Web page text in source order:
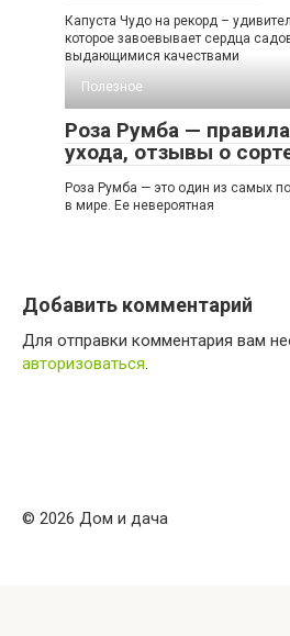
Капуста Чудо на рекорд –
которое завоевывает сердца
выдающимися качествами
Полезное
Роза Румба —
ухода, отзывы о
Роза Румба — это один из самых
в мире. Ее невероятная
Добавить комментарий
Для отправки комментария вам
авторизоваться.
© 2026 Дом и дача